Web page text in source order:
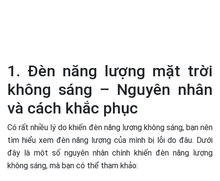
1. Đèn năng lượng mặt trời
không sáng – Nguyên nhân
và cách khắc phục
Có rất nhiều lý do khiến đèn năng lượng không sáng, bạn nên
tìm hiểu xem đèn năng lượng của mình bị lỗi do đâu. Dưới
đây là một số nguyên nhân chính khiến đèn năng lượng
không sáng, mà bạn có thể tham khảo: